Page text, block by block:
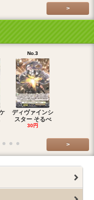
>
No.3
ディヴァインシ
スター そるべ
30円
>